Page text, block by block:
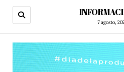
7 agosto,